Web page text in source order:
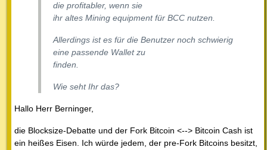
die profitabler, wenn sie
ihr altes Mining equipment für BCC nutzen.
Allerdings ist es für die Benutzer noch schwierig
eine passende Wallet zu
finden.
Wie seht Ihr das?
Hallo Herr Berninger,
die Blocksize-Debatte und der Fork Bitcoin <--> Bitcoin Cash ist
ein heißes Eisen. Ich würde jedem, der pre-Fork Bitcoins besitzt,